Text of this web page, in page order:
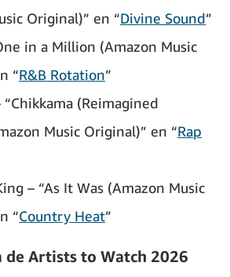
Original)” en “Divine Sound​”
in a Million (Amazon Music
“R&B Rotation​”
“Chikkama (Reimagined
Music Original)” en “Rap
– “As It Was (Amazon Music
“Country Heat​”
de Artists to Watch 2026